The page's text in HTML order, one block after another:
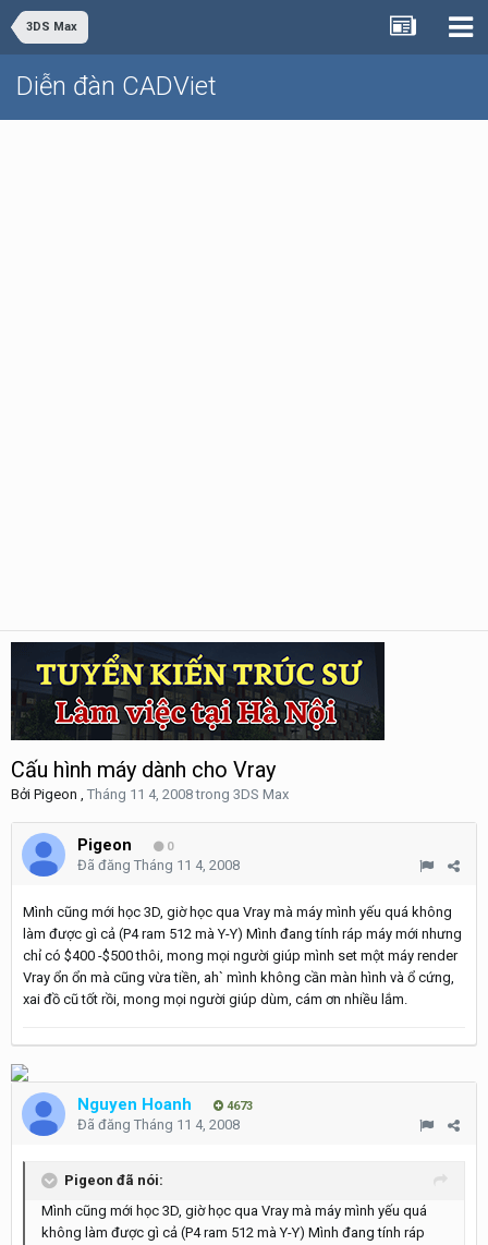
3DS Max
Diễn đàn CADViet
Cấu hình máy dành cho Vray
Bởi Pigeon , Tháng 11 4, 2008trong 3DS Max
Pigeon 0
Đã đăng Tháng 11 4, 2008
Mình cũng mới học 3D, giờ học qua Vray mà máy mình yếu quá không
làm được gì cả (P4 ram 512 mà Y-Y) Mình đang tính ráp máy mới nhưng
chỉ có $400 -$500 thôi, mong mọi người giúp mình set một máy render
Vray ổn ổn mà cũng vừa tiền, ah` mình không cần màn hình và ổ cứng,
xai đồ cũ tốt rồi, mong mọi người giúp dùm, cám ơn nhiều lắm.
Nguyen Hoanh 4673
Đã đăng Tháng 11 4, 2008
Pigeon đã nói:
Mình cũng mới học 3D, giờ học qua Vray mà máy mình yếu quá
không làm được gì cả (P4 ram 512 mà Y-Y) Mình đang tính ráp